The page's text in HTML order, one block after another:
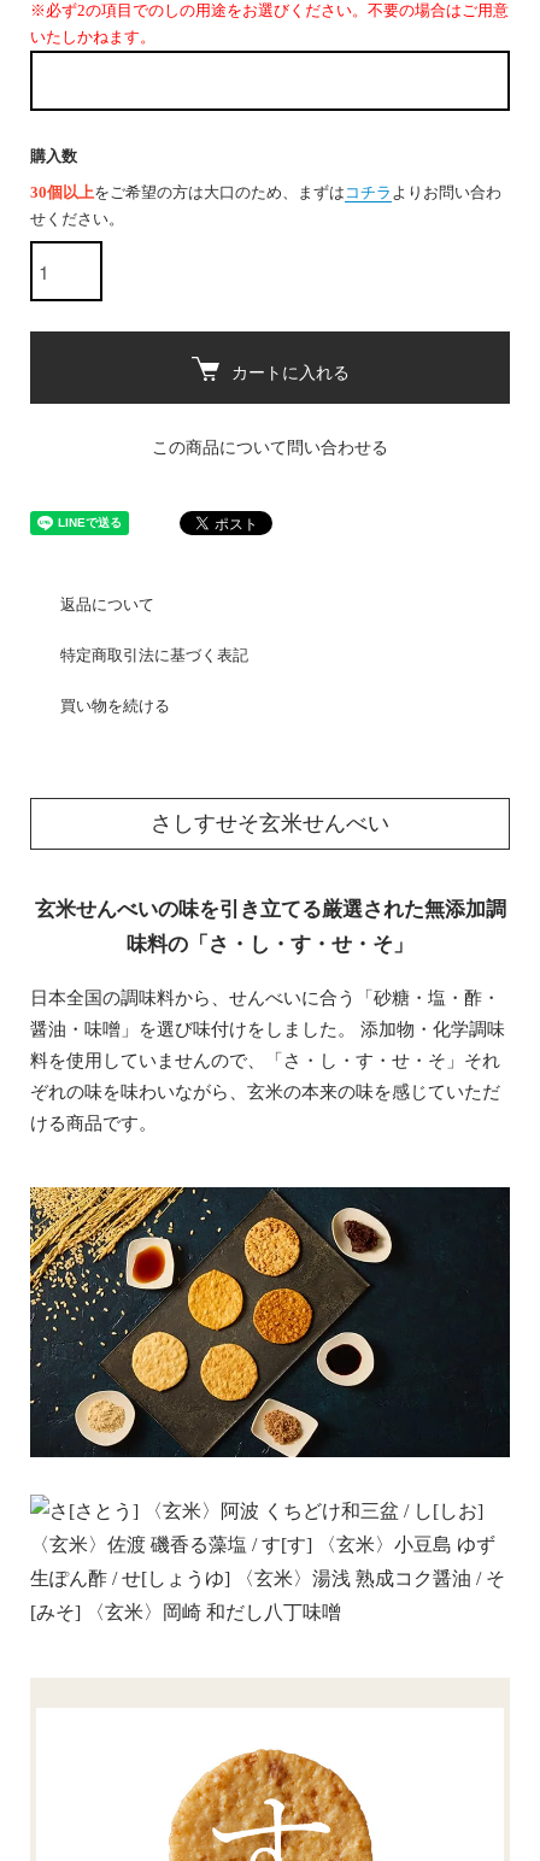
※必ず2の項目でのしの用途をお選びください。不要の場合はご用意
いたしかねます。
購入数
30個以上をご希望の方は大口のため、まずは コチラ よりお問い合わ
せください。
カートに入れる
この商品について問い合わせる
返品について
特定商取引法に基づく表記
買い物を続ける
さしすせそ玄米せんべい
玄米せんべいの味を引き立てる厳選された無添加調
味料の「さ・し・す・せ・そ」
日本全国の調味料から、せんべいに合う「砂糖・塩・酢・
醤油・味噌」を選び味付けをしました。 添加物・化学調味
料を使用していませんので、「さ・し・す・せ・そ」それ
ぞれの味を味わいながら、玄米の本来の味を感じていただ
ける商品です。